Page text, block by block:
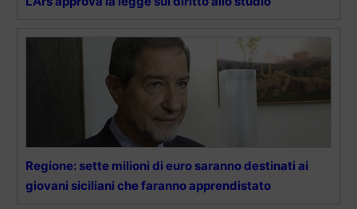
Regione: sette milioni di euro saranno destinati ai
giovani siciliani che faranno apprendistato